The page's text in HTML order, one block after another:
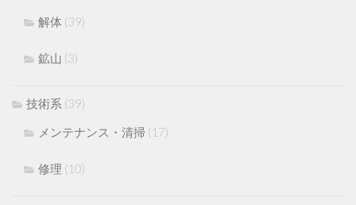
解体 (39)
鉱山 (3)
技術系 (39)
メンテナンス・清掃 (17)
修理 (10)